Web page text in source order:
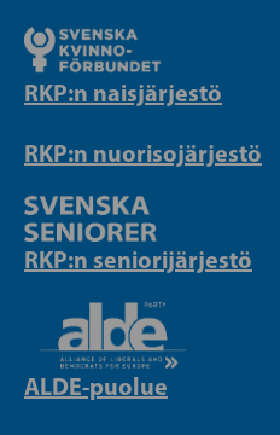
RKP:n naisjärjestö
RKP:n nuorisojärjestö
RKP:n seniorijärjestö
ALDE-puolue